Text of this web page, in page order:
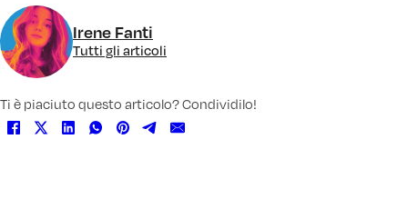
Irene Fanti
Tutti gli articoli